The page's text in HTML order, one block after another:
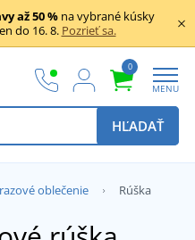
až 50 %na vybrané kúsky
do 16. 8. Pozrieť sa.
0
MENU
HĽADAŤ
oblečenie Rúška